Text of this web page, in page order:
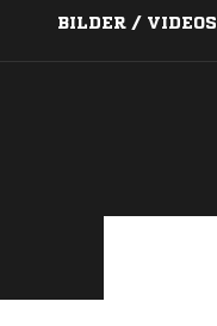
BILDER / VIDEOS